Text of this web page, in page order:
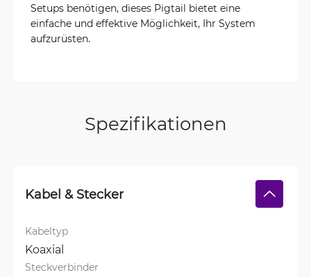
Setups benötigen, dieses Pigtail bietet eine
einfache und effektive Möglichkeit, Ihr System
aufzurüsten.
Spezifikationen
Kabel & Stecker
Kabeltyp
Koaxial
Steckverbinder